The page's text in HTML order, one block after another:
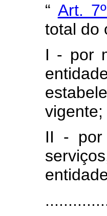
“ Art.
total do
I - por
vigente;
II - por